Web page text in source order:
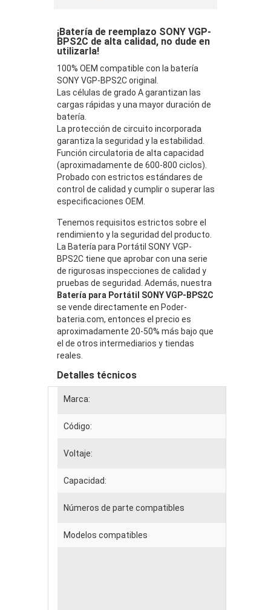
¡Batería de reemplazo SONY VGP-
BPS2C de alta calidad, no dude en
utilizarla!
100% OEM compatible con la batería
SONY VGP-BPS2C original.
Las células de grado A garantizan las
cargas rápidas y una mayor duración de
batería.
La protección de circuito incorporada
garantiza la seguridad y la estabilidad.
Función circulatoria de alta capacidad
(aproximadamente de 600-800 ciclos).
Probado con estrictos estándares de
control de calidad y cumplir o superar las
especificaciones OEM.
Tenemos requisitos estrictos sobre el
rendimiento y la seguridad del producto.
La Batería para Portátil SONY VGP-
BPS2C tiene que aprobar con una serie
de rigurosas inspecciones de calidad y
pruebas de seguridad. Además, nuestra
Batería para Portátil SONY VGP-BPS2C
se vende directamente en Poder-
bateria.com, entonces el precio es
aproximadamente 20-50% más bajo que
el de otros intermediarios y tiendas
reales.
Detalles técnicos
Marca:
Código:
Voltaje:
Capacidad:
Números de parte compatibles
Modelos compatibles